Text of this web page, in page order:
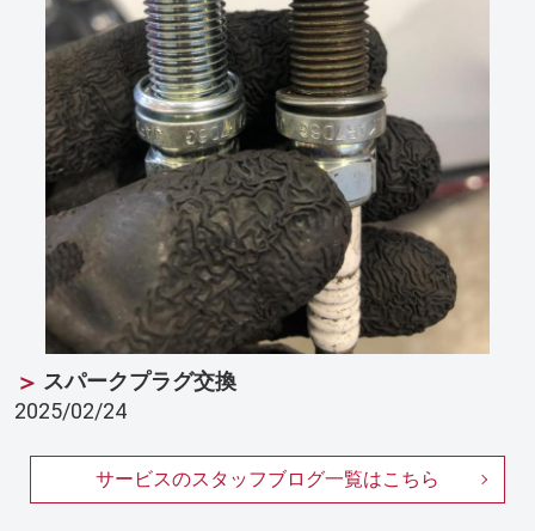
スパークプラグ交換
2025/02/24
サービスのスタッフブログ一覧はこちら